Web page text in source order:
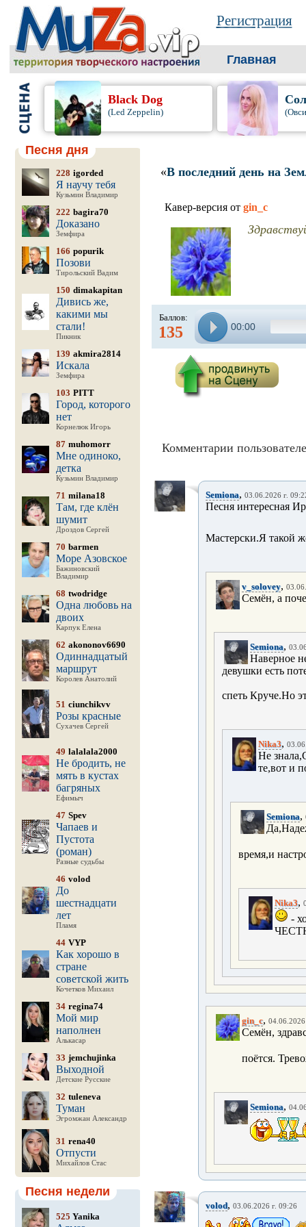
Регистрация
Главная
Black Dog
(Led Zeppelin)
Песня дня
228 igorded
Я научу тебя
Кузьмин Владимир
222 bagira70
Доказано
Земфира
166 popurik
Позови
Тирольский Вадим
150 dimakapitan
Дивись же,
какими мы
стали!
Пикник
139 akmira2814
Искала
Земфира
103 PITT
Город, которого
нет
Корнелюк Игорь
87 muhomorr
Мне одиноко,
детка
Кузьмин Владимир
71 milana18
Там, где клён
шумит
Дроздов Сергей
70 barmen
Море Азовское
Бажиновский
Владимир
68 twodridge
Одна любовь на
двоих
Карпук Елена
62 akononov6690
Одиннадцатый
маршрут
Королев Анатолий
51 ciunchikvv
Розы красные
Сухачев Сергей
49 lalalala2000
Не бродить, не
мять в кустах
багряных
Ефимыч
47 Spev
Чапаев и
Пустота
(роман)
Разные судьбы
46 volod
До
шестнадцати
лет
Пламя
44 VYP
Как хорошо в
стране
советской жить
Кочетков Михаил
34 regina74
Мой мир
наполнен
Алькасар
33 jemchujinka
Выходной
Детские Русские
32 tuleneva
Туман
Эгромжан Александр
31 rena40
Отпусти
Михайлов Стас
Песня недели
525 Yanika
«В последний день на
Кавер-версия от gin_c
Баллов:
135 00:00
Комментарии
Semiona, 03.06.2026 г.
Песня интересная
Мастерски.Я такой
v_solovey,
Семён, а
Semiona,
Наверное
девушки есть
спеть Круче.Но
Nika3,
Не
те,вот и
Semiona,
время,и
Nika3,
-
gin_c, 04.06.2026
Семён,
поётся.
Semiona,
volod, 03.06.2026 г. 09:26